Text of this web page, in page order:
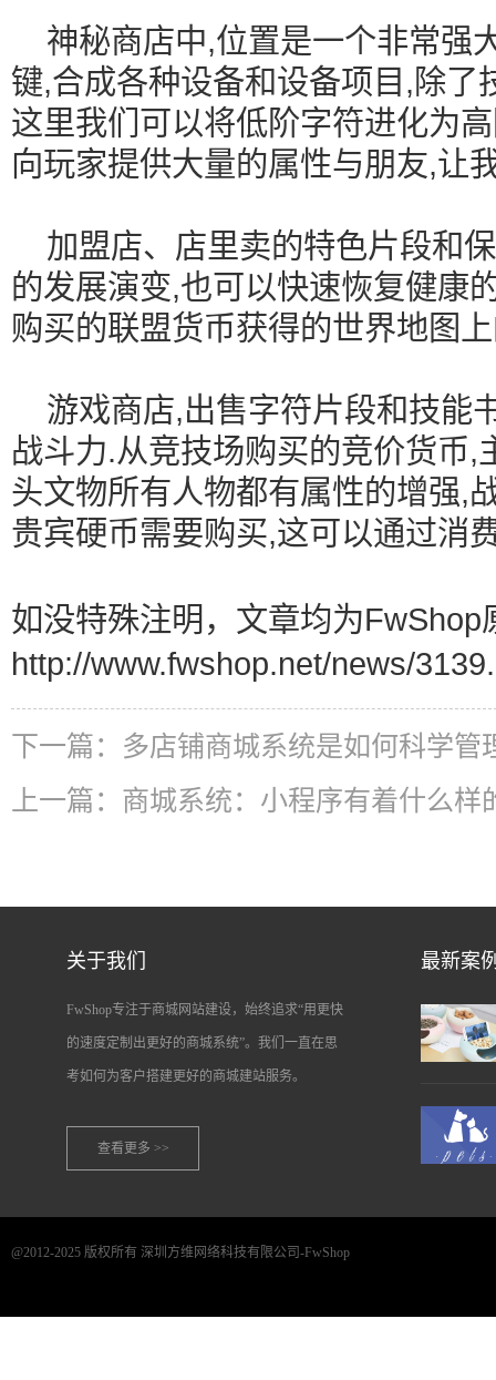
神秘商店中,位置是一个非常强
键,合成各种设备和设备项目,除了
这里我们可以将低阶字符进化为
向玩家提供大量的属性与朋友,让
加盟店、店里卖的特色片段和
的发展演变,也可以快速恢复健康
购买的联盟货币获得的世界地图
游戏商店,出售字符片段和技能
战斗力.从竞技场购买的竞价货币
头文物所有人物都有属性的增强,
贵宾硬币需要购买,这可以通过消
如没特殊注明，文章均为FwShop
http://www.fwshop.net/news/
下一篇： 多店铺商城系统是如何科学管
上一篇： 商城系统：小程序有着什么样
关于我们
FwShop专注于商城网站建设，始终追求“用更快
的速度定制出更好的商城系统”。我们一直在思
考如何为客户搭建更好的商城建站服务。
查看更多 >>
最新案
@2012-2025 版权所有 深圳方维网络科技有限公司-FwShop